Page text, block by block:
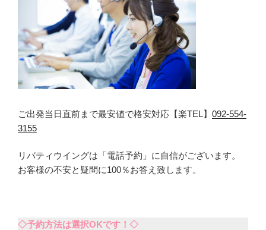
ご出発当日直前まで最安値で格安対応【楽TEL】 092-554-
3155
リバティウイングは「電話予約」に自信がございます。
お客様の不安と疑問に100％お答え致します。
◇予約方法は選択OKです！◇